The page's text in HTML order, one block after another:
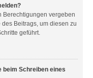
Berechtigungen vergeben
Beitrags, um diesen zu
geführt.
beim Schreiben eines